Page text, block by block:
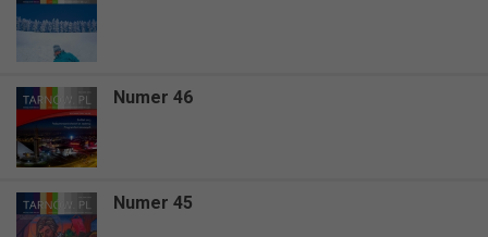
Numer 46
Numer 45